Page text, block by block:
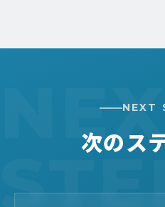
NEXT
次のス